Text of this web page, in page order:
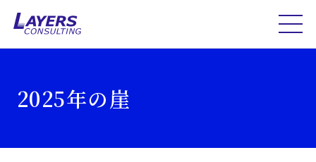
2025年の崖